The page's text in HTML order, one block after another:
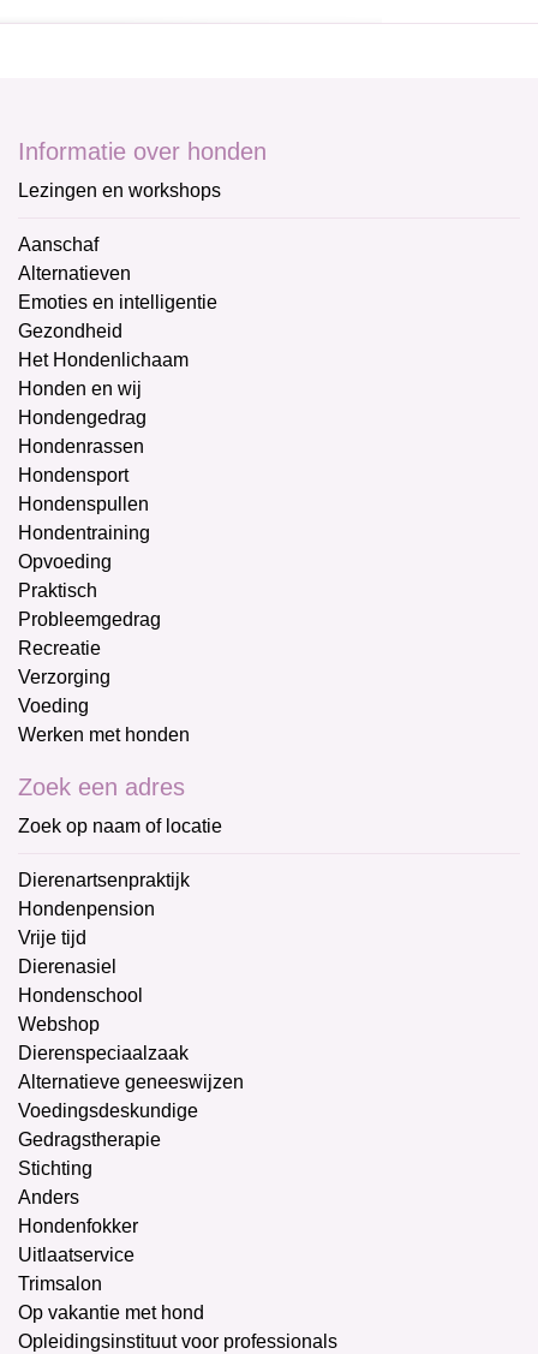
Informatie over honden
Lezingen en workshops
Aanschaf
Alternatieven
Emoties en intelligentie
Gezondheid
Het Hondenlichaam
Honden en wij
Hondengedrag
Hondenrassen
Hondensport
Hondenspullen
Hondentraining
Opvoeding
Praktisch
Probleemgedrag
Recreatie
Verzorging
Voeding
Werken met honden
Zoek een adres
Zoek op naam of locatie
Dierenartsenpraktijk
Hondenpension
Vrije tijd
Dierenasiel
Hondenschool
Webshop
Dierenspeciaalzaak
Alternatieve geneeswijzen
Voedingsdeskundige
Gedragstherapie
Stichting
Anders
Hondenfokker
Uitlaatservice
Trimsalon
Op vakantie met hond
Opleidingsinstituut voor professionals